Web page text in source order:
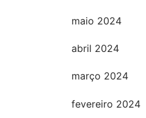
maio 2024
abril 2024
março 2024
fevereiro 2024